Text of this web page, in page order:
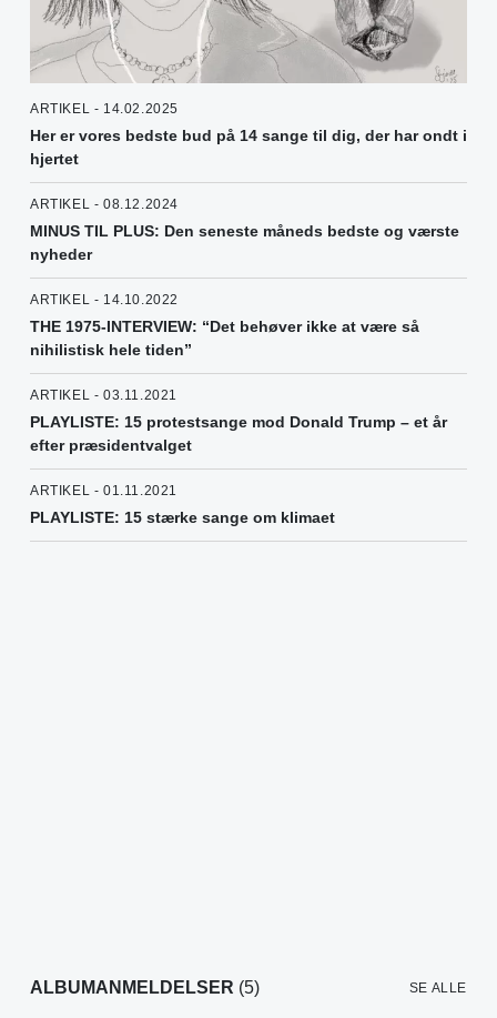
ARTIKEL - 14.02.2025
Her er vores bedste bud på 14 sange til dig, der har ondt i
hjertet
ARTIKEL - 08.12.2024
MINUS TIL PLUS: Den seneste måneds bedste og værste
nyheder
ARTIKEL - 14.10.2022
THE 1975-INTERVIEW: “Det behøver ikke at være så
nihilistisk hele tiden”
ARTIKEL - 03.11.2021
PLAYLISTE: 15 protestsange mod Donald Trump – et år
efter præsidentvalget
ARTIKEL - 01.11.2021
PLAYLISTE: 15 stærke sange om klimaet
ALBUMANMELDELSER (5) SE ALLE